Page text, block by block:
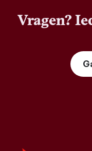
Vragen?